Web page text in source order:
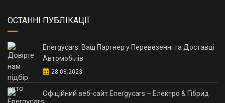
ОСТАННІ ПУБЛІКАЦІЇ
Energycars: Ваш Партнер у Перевезенні та Доставці
Автомобілів
28.08.2023
Офіційний веб-сайт Energycars – Електро & Гібрид